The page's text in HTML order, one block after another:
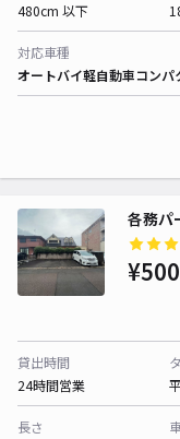
480cm 以下
対応車種
オートバイ軽自動車コンパ
各務パ
貸出時間
24時間営業
長さ